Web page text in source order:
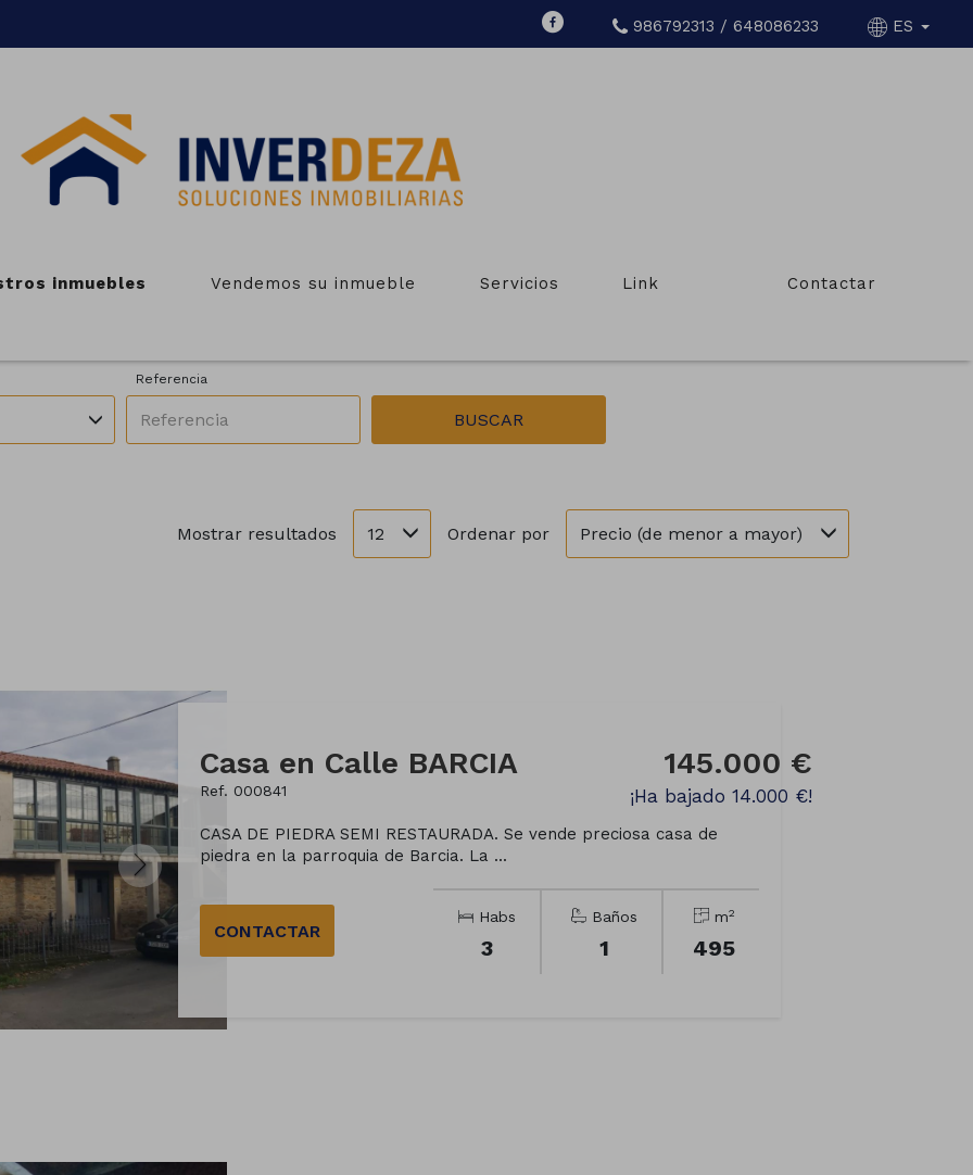
986792313 / 648086233 ES
inmuebles Vendemos su inmueble Servicios Link Contactar
Zonas Operación Tipo de inmueble
Referencia
BUSCAR
Mostrar resultados 12 Ordenar por Precio (de menor a mayor)
Casa en Calle BARCIA
Ref. 000841
145.000 €
¡Ha bajado 14.000 €!
CASA DE PIEDRA SEMI RESTAURADA. Se vende preciosa casa de
piedra en la parroquia de Barcia. La ...
CONTACTAR
Habs
3
Baños
1
m2
495